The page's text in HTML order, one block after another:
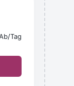
/Tag